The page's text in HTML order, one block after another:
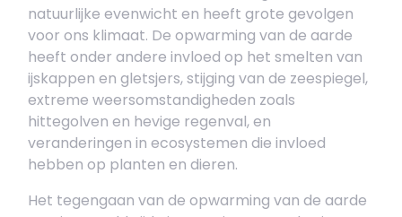
natuurlijke evenwicht en heeft grote gevolgen
voor ons klimaat. De opwarming van de aarde
heeft onder andere invloed op het smelten van
ijskappen en gletsjers, stijging van de zeespiegel,
extreme weersomstandigheden zoals
hittegolven en hevige regenval, en
veranderingen in ecosystemen die invloed
hebben op planten en dieren.
Het tegengaan van de opwarming van de aarde